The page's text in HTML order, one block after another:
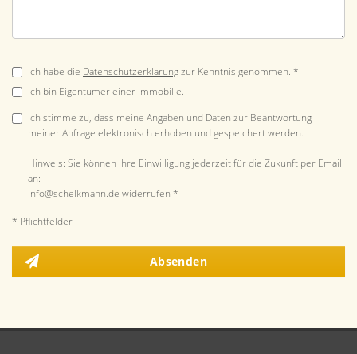
Ich habe die Datenschutzerklärungzur Kenntnis genommen. *
Ich bin Eigentümer einer Immobilie.
Ich stimme zu, dass meine Angaben und Daten zur Beantwortung
meiner Anfrage elektronisch erhoben und gespeichert werden.
Hinweis: Sie können Ihre Einwilligung jederzeit für die Zukunft per Email
an:
info@schelkmann.de widerrufen *
* Pflichtfelder
Absenden